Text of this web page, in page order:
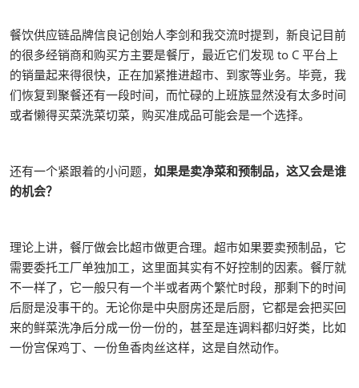
餐饮供应链品牌信良记创始人李剑和我交流时提到，新良记目前
的很多经销商和购买方主要是餐厅，最近它们发现 to C 平台上
的销量起来得很快，正在加紧推进超市、到家等业务。毕竟，我
们恢复到聚餐还有一段时间，而忙碌的上班族显然没有太多时间
或者懒得买菜洗菜切菜，购买准成品可能会是一个选择。
还有一个紧跟着的小问题， 如果是卖净菜和预制品，这又会是谁
的机会？
理论上讲，餐厅做会比超市做更合理。超市如果要卖预制品，它
需要委托工厂单独加工，这里面其实有不好控制的因素。餐厅就
不一样了，它一般只有一个半或者两个繁忙时段，那剩下的时间
后厨是没事干的。无论你是中央厨房还是后厨，它都是会把买回
来的鲜菜洗净后分成一份一份的，甚至是连调料都归好类，比如
一份宫保鸡丁、一份鱼香肉丝这样，这是自然动作。